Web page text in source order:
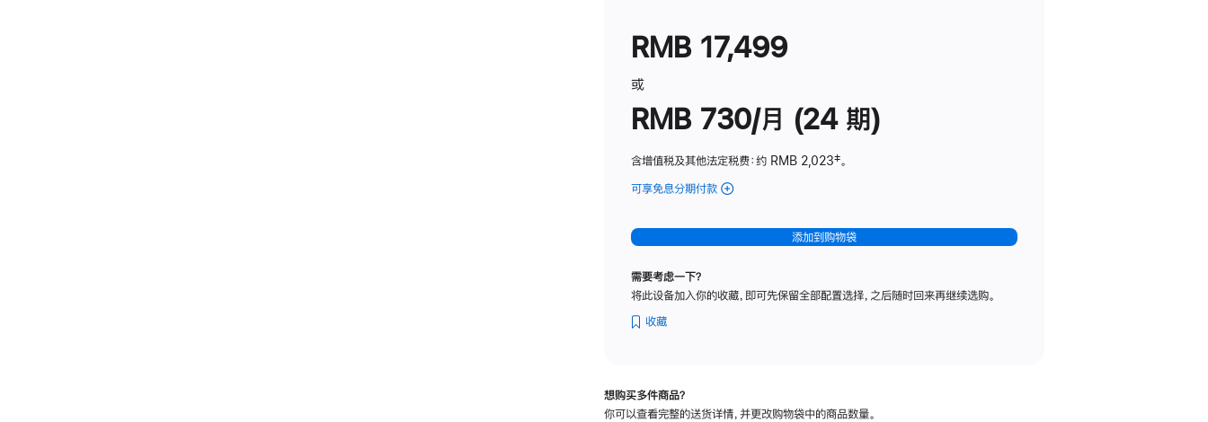
RMB 17,499
或
RMB 730/月 (24 期)
含增值税及其他法定税费：约 RMB 2,023脚
‡。
可享免息分期付款 (Studio
-
纳
理
可
添加到购物袋
需要考虑一下？
将此设备加入你的收藏，即可先保留全部配置选择，之后随时回来再继续选购。
收藏
想购买多件商品？
你可以查看完整的送货详情，并更改购物袋中的商品数量。